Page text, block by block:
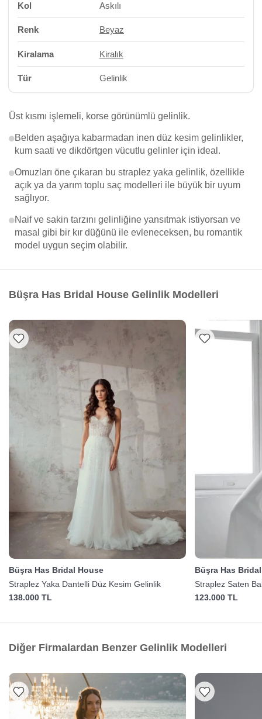
Kol Askılı
Renk Beyaz
Kiralama Kiralık
Tür Gelinlik
Üst kısmı işlemeli, korse görünümlü gelinlik.
Belden aşağıya kabarmadan inen düz kesim gelinlikler,
kum saati ve dikdörtgen vücutlu gelinler için ideal.
Omuzları öne çıkaran bu straplez yaka gelinlik, özellikle
açık ya da yarım toplu saç modelleri ile büyük bir uyum
sağlıyor.
Naif ve sakin tarzını gelinliğine yansıtmak istiyorsan ve
masal gibi bir kır düğünü ile evleneceksen, bu romantik
model uygun seçim olabilir.
Büşra Has Bridal House Gelinlik Modelleri
Büşra Has Bridal House
Straplez Yaka Dantelli Düz Kesim Gelinlik
138.000 TL
Büşra Has
Straplez Saten
123.000 TL
Diğer Firmalardan Benzer Gelinlik Modelleri